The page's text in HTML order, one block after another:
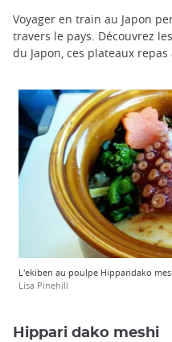
Voyager en train au Japon
travers le pays. Découvrez
du Japon, ces plateaux
L'ekiben au poulpe Hipparidako
Lisa Pinehill
Hippari dako meshi